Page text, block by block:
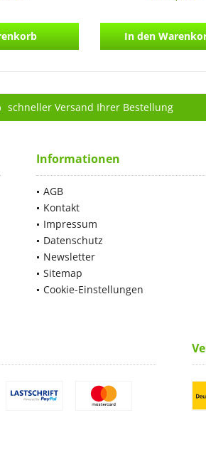
In den
schneller Versand Ihrer Bestellung
Informationen
AGB
Kontakt
Impressum
Datenschutz
Newsletter
Sitemap
Cookie-Einstellungen